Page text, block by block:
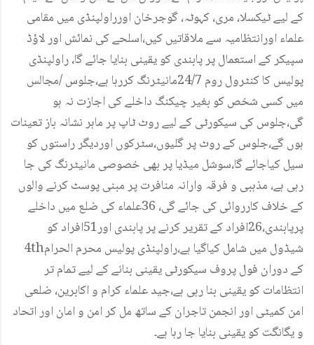
کے لیے ٹیکسلا، مری، کہوٹہ، گوجرخان اورراولپنڈی میں مقامی
علماء اورانتظامیہ سے ملاقاتیں کیں،اسلحے کی نمائش اور لاؤڈ
سپیکر کے استعمال پر پابندی کو یقینی بنایا جائے گا، راولپنڈی
پولیس کا کنٹرول روم 24/7مانیٹرنگ کررہا ہے،جلوس /مجالس
میں کسی شخص کو بغیر چیکنگ داخلے کی اجازت نہ ہو
گی،جلوس کی سیکورٹی کے لیے روٹ ٹاپ پر ماہر نشانہ باز تعینات
ہوں گے،جلوس کے روٹ پر گلیوں،سٹرکوں اوردیگر راستوں کو
سیل کیاجائے گا،سوشل میڈیا پر بھی خصوصی مانیٹرنگ کی جا
رہی ہے، مذہبی و فرقہ وارانہ منافرت پر مبنی پوسٹ کرنے والوں
کے خلاف کارروائی کی جائے گی، 36علماء کی ضلع میں داخلے
پرپابندی،26افراد کے تقریر کرنے پر پابندی اور51افراد کو
4thشیڈول میں شامل کیاگیا ہے،راولپنڈی پولیس محرم الحرام
کے دوران فول پروف سیکورٹی یقینی بنانے کے لیے تمام تر
انتظامات کو یقینی بنا رہی ہے،جید علماء کرام و اکابرین، ضلعی
امن کمیٹی اور انجمن تاجران کے ساتھ مل کر امن و امان اور اتحاد
و یگانگت کو یقینی بنایا جا رہا ہے۔